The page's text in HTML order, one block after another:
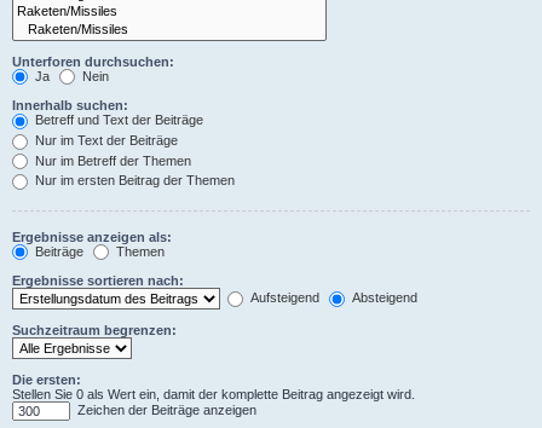
Unterforen durchsuchen:
Ja
Nein
Innerhalb suchen:
Betreff und Text der Beiträge
Nur im Text der Beiträge
Nur im Betreff der Themen
Nur im ersten Beitrag der Themen
Ergebnisse anzeigen als:
Beiträge
Themen
Ergebnisse sortieren nach:
Aufsteigend
Absteigend
Suchzeitraum begrenzen:
Die ersten:
Stellen Sie 0 als Wert ein, damit der komplette Beitrag angezeigt wird.
Zeichen der Beiträge anzeigen